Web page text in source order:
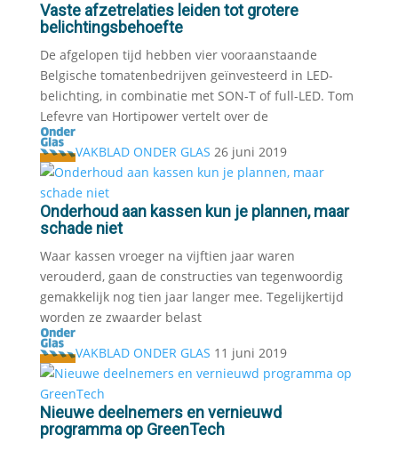
Vaste afzetrelaties leiden tot grotere
belichtingsbehoefte
De afgelopen tijd hebben vier vooraanstaande
Belgische tomatenbedrijven geïnvesteerd in LED-
belichting, in combinatie met SON-T of full-LED. Tom
Lefevre van Hortipower vertelt over de
VAKBLAD ONDER GLAS 26 juni 2019
Onderhoud aan kassen kun je plannen, maar
schade niet
Waar kassen vroeger na vijftien jaar waren
verouderd, gaan de constructies van tegenwoordig
gemakkelijk nog tien jaar langer mee. Tegelijkertijd
worden ze zwaarder belast
VAKBLAD ONDER GLAS 11 juni 2019
Nieuwe deelnemers en vernieuwd
programma op GreenTech